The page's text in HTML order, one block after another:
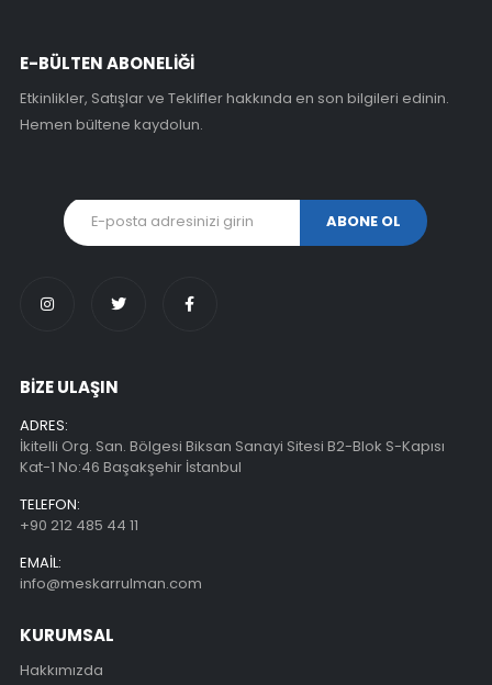
E-BÜLTEN ABONELİĞİ
Etkinlikler, Satışlar ve Teklifler hakkında en son bilgileri edinin.
Hemen bültene kaydolun.
BİZE ULAŞIN
ADRES:
İkitelli Org. San. Bölgesi Biksan Sanayi Sitesi B2-Blok S-Kapısı
Kat-1 No:46 Başakşehir İstanbul
TELEFON:
+90 212 485 44 11
EMAIL:
info@meskarrulman.com
KURUMSAL
Hakkımızda